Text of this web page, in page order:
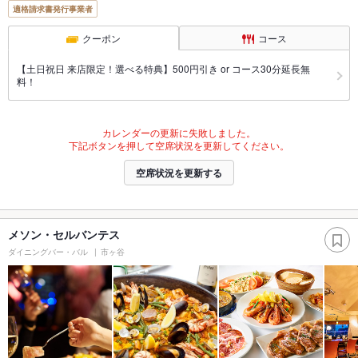
適格請求書発行事業者
クーポン コース
【土日祝日 来店限定！選べる特典】500円引き or コース30分延長無
料！
カレンダーの更新に失敗しました。
下記ボタンを押して空席状況を更新してください。
空席状況を更新する
メソン・セルバンテス
ダイニングバー・バル 市ヶ谷